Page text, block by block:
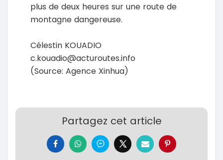
plus de deux heures sur une route de
montagne dangereuse.
Célestin KOUADIO
c.kouadio@acturoutes.info
(Source: Agence Xinhua)
Partagez cet article